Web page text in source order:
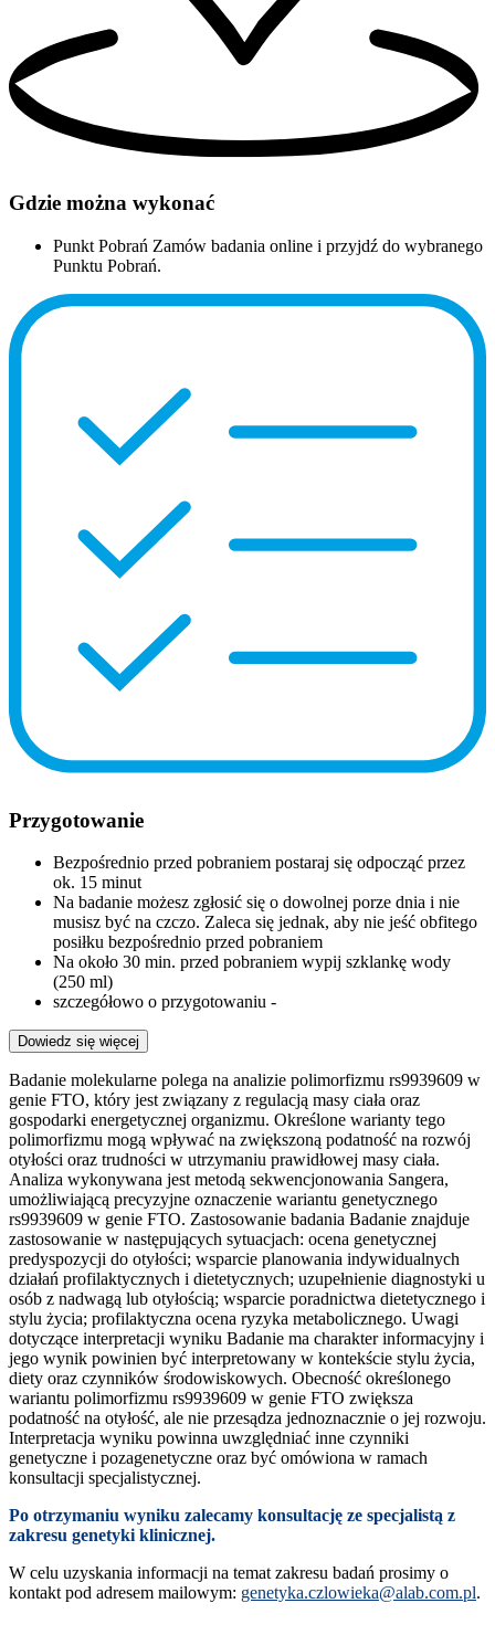
Gdzie można wykonać
Punkt Pobrań Zamów badania online i przyjdź do wybranego
Punktu Pobrań.
Przygotowanie
Bezpośrednio przed pobraniem postaraj się odpocząć przez
ok. 15 minut
Na badanie możesz zgłosić się o dowolnej porze dnia i nie
musisz być na czczo. Zaleca się jednak, aby nie jeść obfitego
posiłku bezpośrednio przed pobraniem
Na około 30 min. przed pobraniem wypij szklankę wody
(250 ml)
szczegółowo o przygotowaniu -
Dowiedz się więcej
Badanie molekularne polega na analizie polimorfizmu rs9939609 w
genie FTO, który jest związany z regulacją masy ciała oraz
gospodarki energetycznej organizmu. Określone warianty tego
polimorfizmu mogą wpływać na zwiększoną podatność na rozwój
otyłości oraz trudności w utrzymaniu prawidłowej masy ciała.
Analiza wykonywana jest metodą sekwencjonowania Sangera,
umożliwiającą precyzyjne oznaczenie wariantu genetycznego
rs9939609 w genie FTO. Zastosowanie badania Badanie znajduje
zastosowanie w następujących sytuacjach: ocena genetycznej
predyspozycji do otyłości; wsparcie planowania indywidualnych
działań profilaktycznych i dietetycznych; uzupełnienie diagnostyki u
osób z nadwagą lub otyłością; wsparcie poradnictwa dietetycznego i
stylu życia; profilaktyczna ocena ryzyka metabolicznego. Uwagi
dotyczące interpretacji wyniku Badanie ma charakter informacyjny i
jego wynik powinien być interpretowany w kontekście stylu życia,
diety oraz czynników środowiskowych. Obecność określonego
wariantu polimorfizmu rs9939609 w genie FTO zwiększa
podatność na otyłość, ale nie przesądza jednoznacznie o jej rozwoju.
Interpretacja wyniku powinna uwzględniać inne czynniki
genetyczne i pozagenetyczne oraz być omówiona w ramach
konsultacji specjalistycznej.
Po otrzymaniu wyniku zalecamy konsultację ze specjalistą z
zakresu genetyki klinicznej.
W celu uzyskania informacji na temat zakresu badań prosimy o
kontakt pod adresem mailowym: genetyka.czlowieka@alab.com.pl.